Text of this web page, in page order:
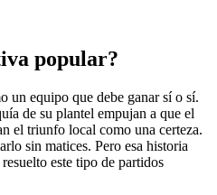
popular?
un equipo que debe ganar sí o sí.
de su plantel empujan a que el
el triunfo local como una certeza.
sin matices. Pero esa historia
este tipo de partidos